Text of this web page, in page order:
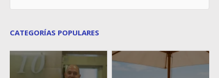
CATEGORÍAS POPULARES